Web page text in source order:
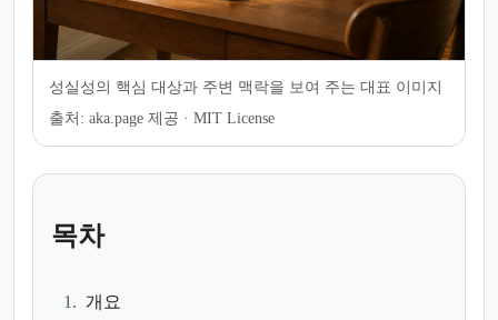
성실성의 핵심 대상과 주변 맥락을 보여 주는 대표 이미지
출처: aka.page 제공 · MIT License
목차
1. 개요